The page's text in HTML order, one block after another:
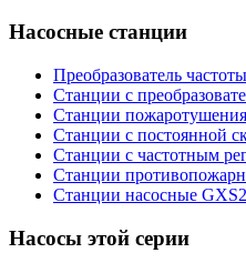
Насосные станции
Преобразователь
Станции с
Станции
Станции с постоянной
Станции с частотным
Станции
Станции насосные
Насосы этой серии